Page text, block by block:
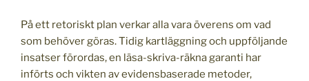
På ett retoriskt plan verkar alla vara överens om vad
som behöver göras. Tidig kartläggning och uppföljande
insatser förordas, en läsa-skriva-räkna garanti har
införts och vikten av evidensbaserade metoder,